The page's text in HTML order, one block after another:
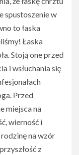
spustoszenie w
to łaska
Łaska
Stoją one przed
i wsłuchania się
Przed
miejsca na
wierność i
na wzór
z